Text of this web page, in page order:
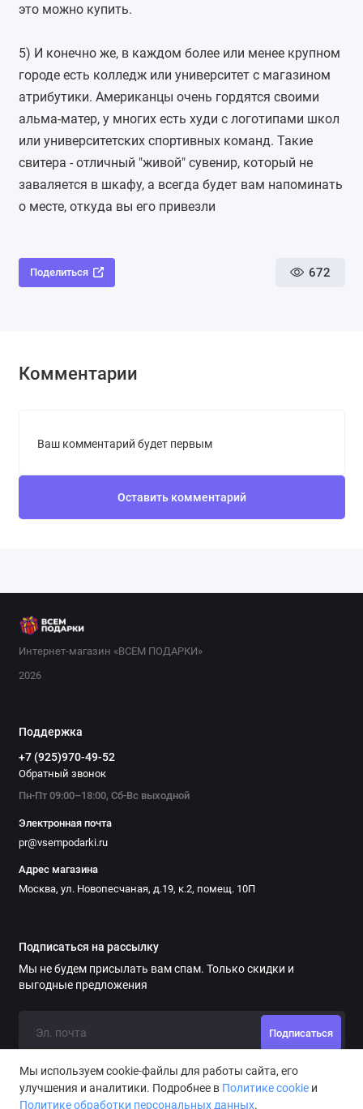
это можно купить.
5) И конечно же, в каждом более или менее крупном
городе есть колледж или университет с магазином
атрибутики. Американцы очень гордятся своими
альма-матер, у многих есть худи с логотипами школ
или университетских спортивных команд. Такие
свитера - отличный "живой" сувенир, который не
заваляется в шкафу, а всегда будет вам напоминать
о месте, откуда вы его привезли
Поделиться 672
Комментарии
Ваш комментарий будет первым
Оставить комментарий
Интернет-магазин «ВСЕМ ПОДАРКИ»
2026
Поддержка
+7 (925)970-49-52
Обратный звонок
Пн-Пт 09:00–18:00, Сб-Вс выходной
Электронная почта
pr@vsempodarki.ru
Адрес магазина
Москва, ул. Новопесчаная, д.19, к.2, помещ. 10П
Подписаться на рассылку
Мы не будем присылать вам спам. Только скидки и
выгодные предложения
Подписаться
Мы используем cookie-файлы для работы сайта, его
улучшения и аналитики. Подробнее в Политике cookie и
Политике обработки персональных данных.